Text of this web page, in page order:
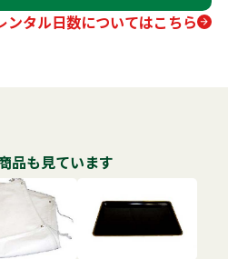
ンタル日数についてはこちら
品も見ています